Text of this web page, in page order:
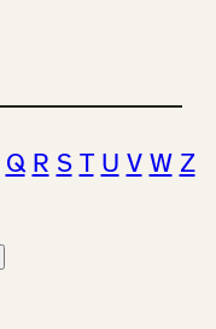
Q R S T U V W Z